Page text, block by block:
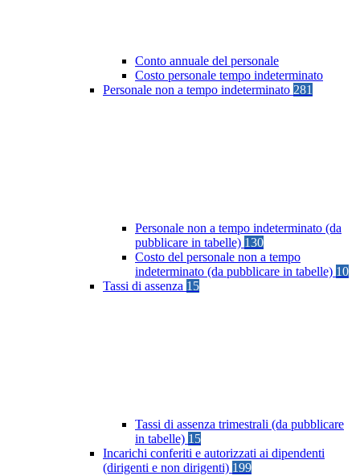
Conto annuale del personale
Costo personale tempo indeterminato
Personale non a tempo indeterminato 281
Personale non a tempo indeterminato (da
pubblicare in tabelle) 130
Costo del personale non a tempo
indeterminato (da pubblicare in tabelle) 10
Tassi di assenza 15
Tassi di assenza trimestrali (da pubblicare
in tabelle) 15
Incarichi conferiti e autorizzati ai dipendenti
(dirigenti e non dirigenti) 199